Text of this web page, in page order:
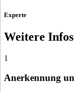
Experte
Weitere Infos
1
Anerkennung